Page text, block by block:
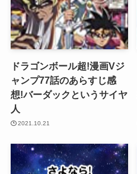
ドラゴンボール超!漫画Vジ
ャンプ77話のあらすじ感
想!バーダックというサイヤ
人
2021.10.21